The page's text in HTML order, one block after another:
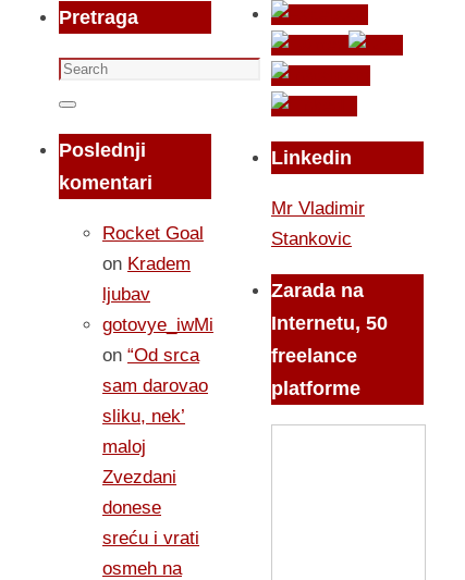
Pretraga
Search
for:
Search
Poslednji
komentari
Rocket Goal
on Kradem
ljubav
gotovye_iwMi
on “Od srca
sam darovao
sliku, nek’
maloj
Zvezdani
donese
sreću i vrati
osmeh na
Linkedin
Mr Vladimir
Stankovic
Zarada na
Internetu, 50
freelance
platforme